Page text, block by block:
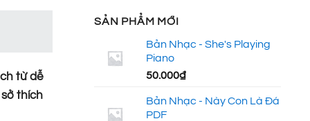
từ dễ
thích
SẢN PHẨM MỚI
Bản Nhạc - She's Playing
Piano
50.000₫
Bản Nhạc - Này Con Là Đá
PDF